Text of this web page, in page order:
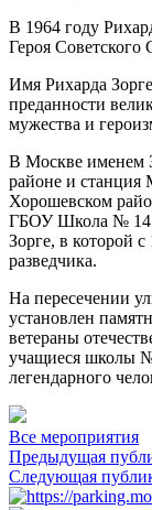
В 1964 году
Героя Советского
Имя Рихарда
преданности
мужества и
В Москве именем
районе и станция
Хорошевском
ГБОУ Школа № 141
Зорге, в которой
разведчика.
На пересечении
установлен
ветераны
учащиеся школы №
легендарного
Все мероприятия
Предыдущая
Следующая